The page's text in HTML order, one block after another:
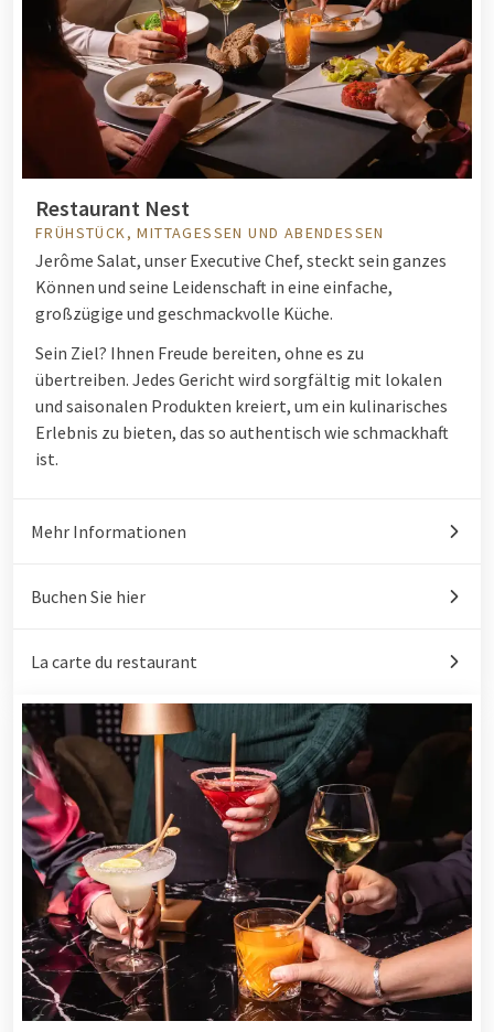
Restaurant Nest
FRÜHSTÜCK, MITTAGESSEN UND ABENDESSEN
Jerôme Salat, unser Executive Chef, steckt sein ganzes
Können und seine Leidenschaft in eine einfache,
großzügige und geschmackvolle Küche.
Sein Ziel? Ihnen Freude bereiten, ohne es zu
übertreiben. Jedes Gericht wird sorgfältig mit lokalen
und saisonalen Produkten kreiert, um ein kulinarisches
Erlebnis zu bieten, das so authentisch wie schmackhaft
ist.
Mehr Informationen
Buchen Sie hier
La carte du restaurant